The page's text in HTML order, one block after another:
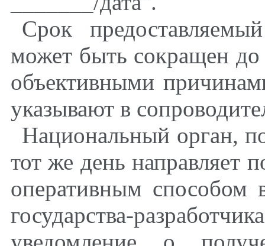
Срок
может быть сокращен до
объективными
указывают в
Национальный орган,
тот же день направляет
оперативным способом
государства-